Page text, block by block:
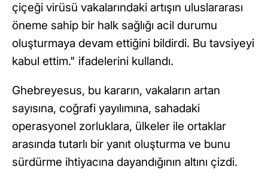
çiçeği virüsü vakalarındaki artışın uluslararası
öneme sahip bir halk sağlığı acil durumu
oluşturmaya devam ettiğini bildirdi. Bu tavsiyeyi
kabul ettim." ifadelerini kullandı.
Ghebreyesus, bu kararın, vakaların artan
sayısına, coğrafi yayılımına, sahadaki
operasyonel zorluklara, ülkeler ile ortaklar
arasında tutarlı bir yanıt oluşturma ve bunu
sürdürme ihtiyacına dayandığının altını çizdi.